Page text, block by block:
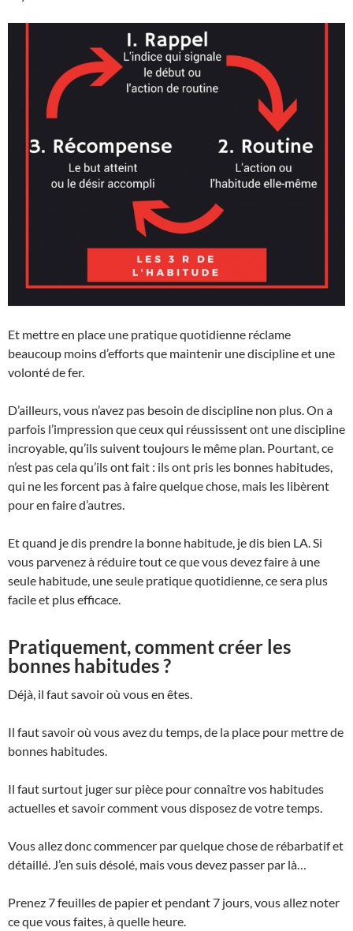
Et mettre en place une pratique quotidienne réclame
beaucoup moins d’efforts que maintenir une discipline et une
volonté de fer.
D’ailleurs, vous n’avez pas besoin de discipline non plus. On a
parfois l’impression que ceux qui réussissent ont une discipline
incroyable, qu’ils suivent toujours le même plan. Pourtant, ce
n’est pas cela qu’ils ont fait : ils ont pris les bonnes habitudes,
qui ne les forcent pas à faire quelque chose, mais les libèrent
pour en faire d’autres.
Et quand je dis prendre la bonne habitude, je dis bien LA. Si
vous parvenez à réduire tout ce que vous devez faire à une
seule habitude, une seule pratique quotidienne, ce sera plus
facile et plus efficace.
Pratiquement, comment créer les
bonnes habitudes ?
Déjà, il faut savoir où vous en êtes.
Il faut savoir où vous avez du temps, de la place pour mettre de
bonnes habitudes.
Il faut surtout juger sur pièce pour connaître vos habitudes
actuelles et savoir comment vous disposez de votre temps.
Vous allez donc commencer par quelque chose de rébarbatif et
détaillé. J’en suis désolé, mais vous devez passer par là…
Prenez 7 feuilles de papier et pendant 7 jours, vous allez noter
ce que vous faites, à quelle heure.